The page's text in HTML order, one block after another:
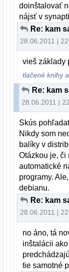
doinštalovať
nájsť v
28.06.2011 |
vieš základy
tlačené knihy
28.06.2011 |
Skús
Nikdy som
balíky v
Otázkou je, či
automatické
programy.
debianu.
28.06.2011 |
no áno, tá
inštalácii
tie samotné